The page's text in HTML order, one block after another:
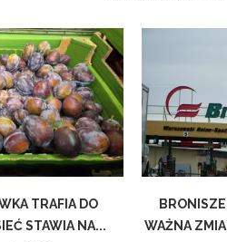
TRAFIA DO
STAWIA NA...
WAŻNA